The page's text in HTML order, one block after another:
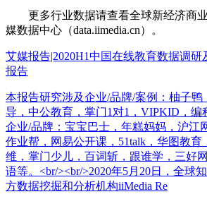
更多行业数据请查看全球新经济商
媒数据中心（data.iimedia.cn）。
艾媒报告|2020H1中国在线教育数据调
报告
本报告研究涉及企业/品牌/案例：柚子
导，中公教育，掌门1对1，VIPKID，编
企业/品牌：宝宝巴士，年糕妈妈，沪江
作业帮，网易公开课，51talk，华图教育
维，掌门少儿，百词斩，跟谁学，三好
语等。<br/><br/>2020年5月20日，全球
方数据挖掘和分析机构iiMedia Re